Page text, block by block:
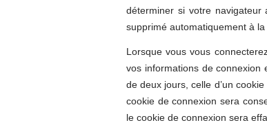
déterminer si votre
supprimé automatiquement à
Lorsque vous vous
vos informations de connexion
de deux jours, celle d’un
cookie de connexion sera
le cookie de connexion sera